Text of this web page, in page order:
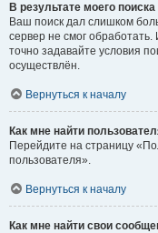
В результате моего
Ваш поиск дал слишком
сервер не смог
точно задавайте условия
осуществлён.
Вернуться к началу
Как мне найти
Перейдите на страницу
пользователя».
Вернуться к началу
Как мне найти свои